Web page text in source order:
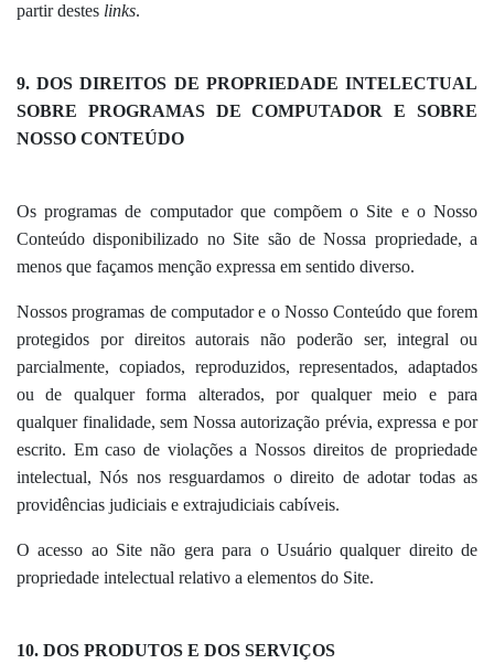
partir destes links.
9. DOS DIREITOS DE PROPRIEDADE INTELECTUAL
SOBRE PROGRAMAS DE COMPUTADOR E SOBRE
NOSSO CONTEÚDO
Os programas de computador que compõem o Site e o Nosso
Conteúdo disponibilizado no Site são de Nossa propriedade, a
menos que façamos menção expressa em sentido diverso.
Nossos programas de computador e o Nosso Conteúdo que forem
protegidos por direitos autorais não poderão ser, integral ou
parcialmente, copiados, reproduzidos, representados, adaptados
ou de qualquer forma alterados, por qualquer meio e para
qualquer finalidade, sem Nossa autorização prévia, expressa e por
escrito. Em caso de violações a Nossos direitos de propriedade
intelectual, Nós nos resguardamos o direito de adotar todas as
providências judiciais e extrajudiciais cabíveis.
O acesso ao Site não gera para o Usuário qualquer direito de
propriedade intelectual relativo a elementos do Site.
10. DOS PRODUTOS E DOS SERVIÇOS